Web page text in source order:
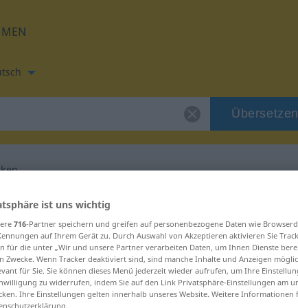
Übersetzen
für "prediken"
ist uns wichtig
716-Partner speichern und greifen auf personenbezogene Daten wie
auf Ihrem Gerät zu. Durch Auswahl von Akzeptieren aktivieren Sie
für die unter „Wir und unsere Partner verarbeiten Daten, um Ihnen Dienste
Zwecke. Wenn Tracker deaktiviert sind, sind manche Inhalte und Anzeigen
für Sie. Sie können dieses Menü jederzeit wieder aufrufen, um Ihre
zu widerrufen, indem Sie auf den Link Privatsphäre-Einstellungen am
Ihre Einstellungen gelten innerhalb unseres Website. Weitere Informationen